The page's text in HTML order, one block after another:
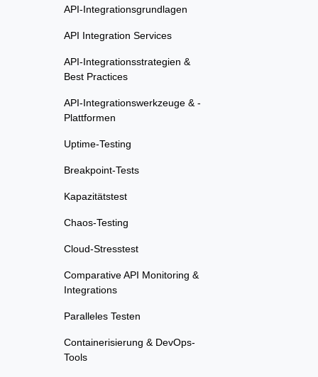
API-Integrationsgrundlagen
API Integration Services
API-Integrationsstrategien &
Best Practices
API-Integrationswerkzeuge & -
Plattformen
Uptime-Testing
Breakpoint-Tests
Kapazitätstest
Chaos-Testing
Cloud-Stresstest
Comparative API Monitoring &
Integrations
Paralleles Testen
Containerisierung & DevOps-
Tools